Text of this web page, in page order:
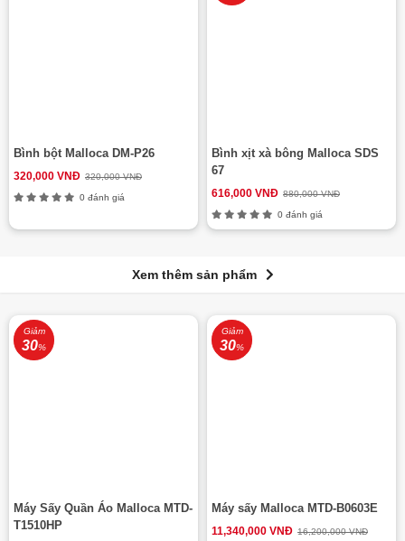
Bình bột Malloca DM-P26
320,000 VNĐ 320,000 VNĐ
0 đánh giá
Bình xịt xà bông Malloca SDS
67
616,000 VNĐ 880,000 VNĐ
0 đánh giá
Xem thêm sản phẩm
Giảm
30%
Máy Sấy Quần Áo Malloca MTD-
T1510HP
Giảm
30%
Máy sấy Malloca MTD-B0603E
11,340,000 VNĐ 16,200,000 VNĐ